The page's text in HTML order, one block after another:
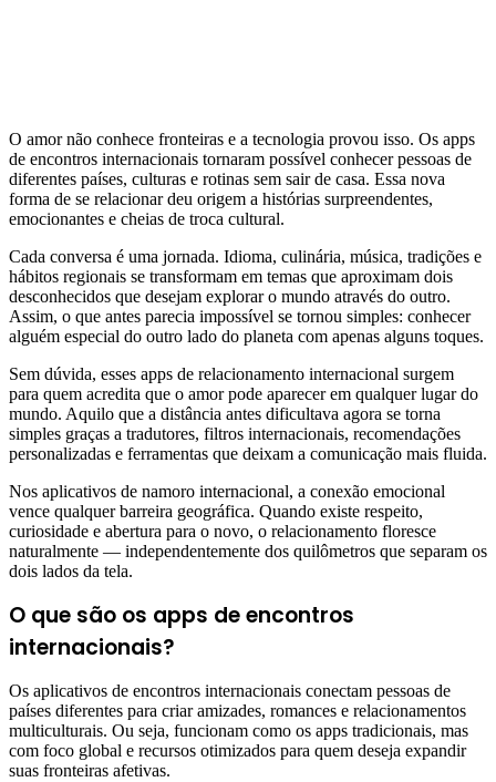
O amor não conhece fronteiras e a tecnologia provou isso. Os apps
de encontros internacionais tornaram possível conhecer pessoas de
diferentes países, culturas e rotinas sem sair de casa. Essa nova
forma de se relacionar deu origem a histórias surpreendentes,
emocionantes e cheias de troca cultural.
Cada conversa é uma jornada. Idioma, culinária, música, tradições e
hábitos regionais se transformam em temas que aproximam dois
desconhecidos que desejam explorar o mundo através do outro.
Assim, o que antes parecia impossível se tornou simples: conhecer
alguém especial do outro lado do planeta com apenas alguns toques.
Sem dúvida, esses apps de relacionamento internacional surgem
para quem acredita que o amor pode aparecer em qualquer lugar do
mundo. Aquilo que a distância antes dificultava agora se torna
simples graças a tradutores, filtros internacionais, recomendações
personalizadas e ferramentas que deixam a comunicação mais fluida.
Nos aplicativos de namoro internacional, a conexão emocional
vence qualquer barreira geográfica. Quando existe respeito,
curiosidade e abertura para o novo, o relacionamento floresce
naturalmente — independentemente dos quilômetros que separam os
dois lados da tela.
O que são os apps de encontros
internacionais?
Os aplicativos de encontros internacionais conectam pessoas de
países diferentes para criar amizades, romances e relacionamentos
multiculturais. Ou seja, funcionam como os apps tradicionais, mas
com foco global e recursos otimizados para quem deseja expandir
suas fronteiras afetivas.